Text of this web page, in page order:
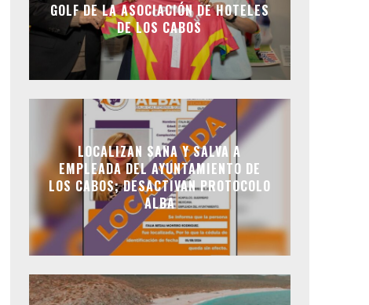
GOLF DE LA ASOCIACIÓN DE HOTELES
DE LOS CABOS
LOCALIZAN SANA Y SALVA A
EMPLEADA DEL AYUNTAMIENTO DE
LOS CABOS; DESACTIVAN PROTOCOLO
ALBA